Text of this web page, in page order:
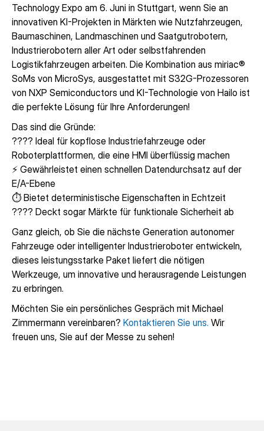
Technology Expo am 6. Juni in Stuttgart, wenn Sie an
innovativen KI-Projekten in Märkten wie Nutzfahrzeugen,
Baumaschinen, Landmaschinen und Saatgutrobotern,
Industrierobotern aller Art oder selbstfahrenden
Logistikfahrzeugen arbeiten. Die Kombination aus miriac®
SoMs von MicroSys, ausgestattet mit S32G-Prozessoren
von NXP Semiconductors und KI-Technologie von Hailo ist
die perfekte Lösung für Ihre Anforderungen!
Das sind die Gründe:
???? Ideal für kopflose Industriefahrzeuge oder
Roboterplattformen, die eine HMI überflüssig machen
⚡️ Gewährleistet einen schnellen Datendurchsatz auf der
E/A-Ebene
⏱️ Bietet deterministische Eigenschaften in Echtzeit
???? Deckt sogar Märkte für funktionale Sicherheit ab
Ganz gleich, ob Sie die nächste Generation autonomer
Fahrzeuge oder intelligenter Industrieroboter entwickeln,
dieses leistungsstarke Paket liefert die nötigen
Werkzeuge, um innovative und herausragende Leistungen
zu erbringen.
Möchten Sie ein persönliches Gespräch mit Michael
Zimmermann vereinbaren? Kontaktieren Sie uns. Wir
freuen uns, Sie auf der Messe zu sehen!